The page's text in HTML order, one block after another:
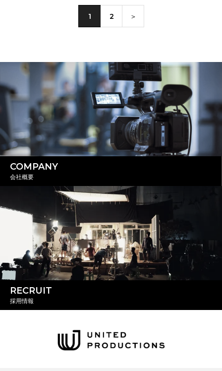
1 2 ＞
COMPANY
会社概要
RECRUIT
採用情報